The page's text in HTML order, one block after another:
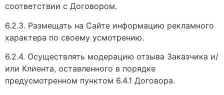
соответствии с Договором.
6.2.3. Размещать на Сайте информацию рекламного
характера по своему усмотрению.
6.2.4. Осуществлять модерацию отзыва Заказчика и/
или Клиента, оставленного в порядке
предусмотренном пунктом 6.4.1 Договора.